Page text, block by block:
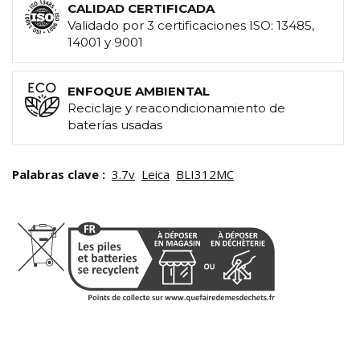
CALIDAD CERTIFICADA
Validado por 3 certificaciones ISO: 13485,
14001 y 9001
ENFOQUE AMBIENTAL
Reciclaje y reacondicionamiento de
baterías usadas
Palabras clave : 3.7v Leica BLI312MC